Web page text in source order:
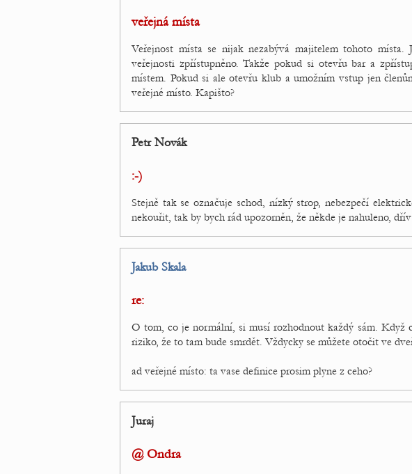
veřejná místa
Veřejnost místa se nijak nezabývá majitelem tohoto
veřejnosti zpřístupněno. Takže pokud si otevřu bar a
místem. Pokud si ale otevřu klub a umožním vstup jen
veřejné místo. Kapišto?
Petr Novák
:-)
Stejně tak se označuje schod, nízký strop, nebezpečí
nekouřit, tak by bych rád upozorněn, že někde je nahuleno,
Jakub Skala
re:
O tom, co je normální, si musí rozhodnout každý sám. Když
riziko, že to tam bude smrdět. Vždycky se můžete otočit ve
ad veřejné místo: ta vase definice prosim plyne z ceho?
Juraj
@ Ondra